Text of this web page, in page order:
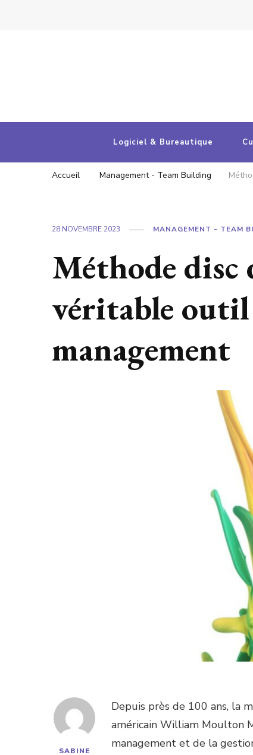
Logiciel & Bureautique
Accueil Management - Team Building
28 NOVEMBRE 2023 MANAGEMENT - TEAM
Méthode
véritable
management
SABINE
Depuis près de 100 ans, la
américain William Moulton
management et de la